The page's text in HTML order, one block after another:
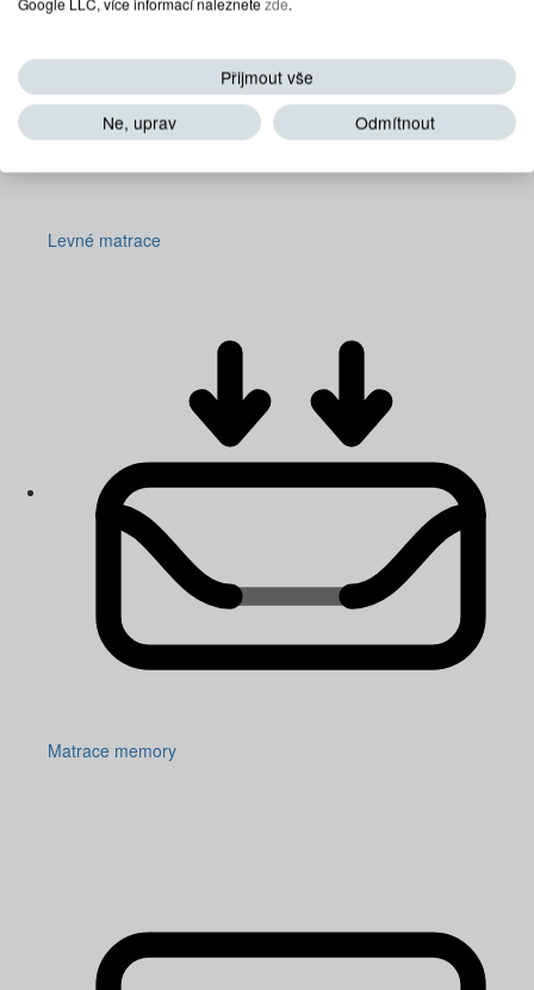
Levné matrace
Matrace memory
Přijmout vše
Ne, uprav
Odmítnout